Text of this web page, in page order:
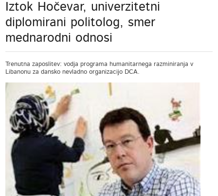
Iztok Hočevar, univerzitetni
diplomirani politolog, smer
mednarodni odnosi
Trenutna zaposlitev: vodja programa humanitarnega razminiranja v
Libanonu za dansko nevladno organizacijo DCA.